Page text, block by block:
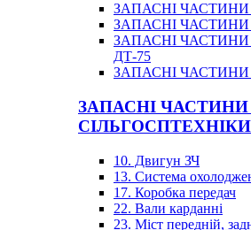
ЗАПАСНІ
ЗАПАСНІ
ЗАПАСНІ ЧАСТИНИ
ДТ-75
ЗАПАСНІ ЧАСТИНИ
ЗАПАСНІ
СІЛЬГОСПТЕХНІКИ
10. Двигун ЗЧ
13. Система
17. Коробка передач
22. Вали карданні
23. Міст передній,